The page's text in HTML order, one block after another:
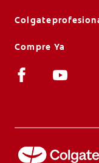
Compre Ya